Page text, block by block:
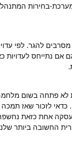
בחירות
להגר. לפי
אם נתייחס לעדויות
לא פתחה בשום
כדאי לזכור שאז
(עסקה אחת כזאת
החשובה ביותר